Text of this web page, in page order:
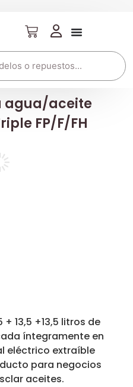
agua/aceite
FP/F/FH
+ 13,5 +13,5 litros de
íntegramente en
eléctrico extraíble
para negocios
aceites.